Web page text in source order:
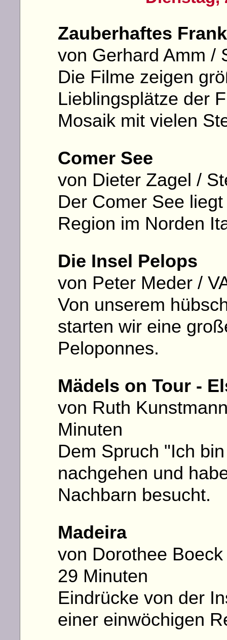
Zauberhaftes
von Gerhard Amm /
Die Filme zeigen
Lieblingsplätze der
Mosaik mit vielen
Comer See
von Dieter Zagel /
Der Comer See
Region im Norden
Die Insel Pelops
von Peter Meder /
Von unserem
starten wir eine
Peloponnes.
Mädels on Tour -
von Ruth
Minuten
Dem Spruch "Ich
nachgehen und
Nachbarn besucht.
Madeira
von Dorothee
29 Minuten
Eindrücke von der
einer einwöchigen